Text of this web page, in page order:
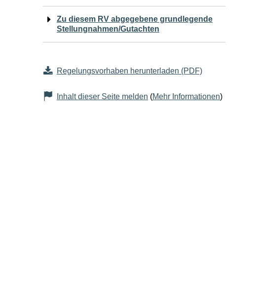
Zu diesem RV abgegebene grundlegende
Stellungnahmen/Gutachten
Regelungsvorhaben herunterladen (PDF)
Inhalt dieser Seite melden (Mehr Informationen)